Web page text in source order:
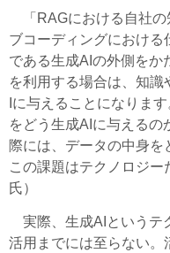
「RAGにおける自社の
ブコーディングにおける
である生成AIの外側をか
を利用する場合は、知
Iに与えることになりま
をどう生成AIに与えるの
際には、データの中身を
この課題はテクノロジ
氏）
実際、生成AIというテ
活用までには至らない。